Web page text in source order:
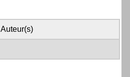
Auteur(s)